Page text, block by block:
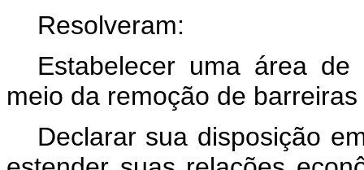
Resolveram:
Estabelecer uma área
meio da remoção de
Declarar sua disposição